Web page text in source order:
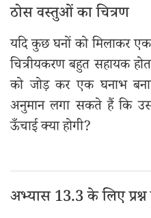
ठोस वस्तुओं का चित्रण
यदि कुछ घनों को मिलाकर
चित्रीयकरण बहुत सहायक
को जोड़ कर एक घनाभ
अनुमान लगा सकते हैं कि
ऊँचाई क्या होगी?
अभ्यास 13.3 के लिए